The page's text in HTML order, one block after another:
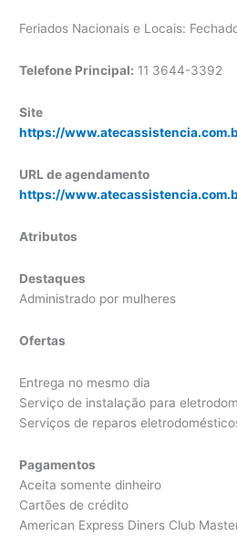
Feriados Nacionais e Locais:
Telefone Principal: 11 3644-3392
Site
https://
URL de agendamento
https://
Atributos
Destaques
Administrado por mulheres
Ofertas
Entrega no mesmo dia
Serviço de instalação para
Serviços de reparos
Pagamentos
Aceita somente dinheiro
Cartões de crédito
American Express Diners Club